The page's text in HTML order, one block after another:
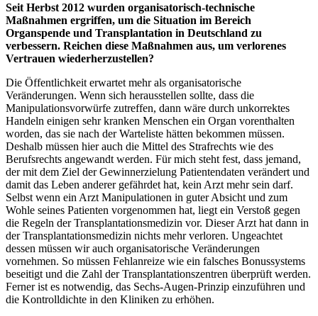
Seit Herbst 2012 wurden organisatorisch-technische
Maßnahmen ergriffen, um die Situation im Bereich
Organspende und Transplantation in Deutschland zu
verbessern. Reichen diese Maßnahmen aus, um verlorenes
Vertrauen wiederherzustellen?
Die Öffentlichkeit erwartet mehr als organisatorische
Veränderungen. Wenn sich herausstellen sollte, dass die
Manipulationsvorwürfe zutreffen, dann wäre durch unkorrektes
Handeln einigen sehr kranken Menschen ein Organ vorenthalten
worden, das sie nach der Warteliste hätten bekommen müssen.
Deshalb müssen hier auch die Mittel des Strafrechts wie des
Berufsrechts angewandt werden. Für mich steht fest, dass jemand,
der mit dem Ziel der Gewinnerzielung Patientendaten verändert und
damit das Leben anderer gefährdet hat, kein Arzt mehr sein darf.
Selbst wenn ein Arzt Manipulationen in guter Absicht und zum
Wohle seines Patienten vorgenommen hat, liegt ein Verstoß gegen
die Regeln der Transplantationsmedizin vor. Dieser Arzt hat dann in
der Transplantationsmedizin nichts mehr verloren. Ungeachtet
dessen müssen wir auch organisatorische Veränderungen
vornehmen. So müssen Fehlanreize wie ein falsches Bonussystems
beseitigt und die Zahl der Transplantationszentren überprüft werden.
Ferner ist es notwendig, das Sechs-Augen-Prinzip einzuführen und
die Kontrolldichte in den Kliniken zu erhöhen.